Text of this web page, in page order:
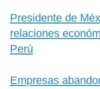
Presidente de
relaciones
Perú
Empresas